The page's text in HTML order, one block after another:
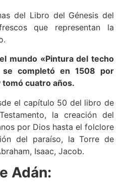
del Libro del Génesis del
que representan la
mundo «Pintura del techo
se completó en 1508 por
tomó cuatro años.
el capítulo 50 del libro de
la creación del
por Dios hasta el folclore
del paraíso, la Torre de
Isaac, Jacob.
Adán: